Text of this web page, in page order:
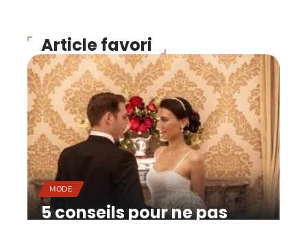
Article favori
MODE
5 conseils pour ne pas